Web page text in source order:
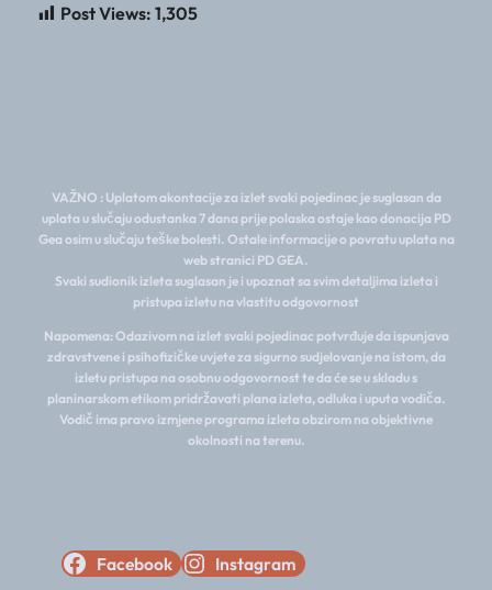
Post Views: 1,305
VAŽNO : Uplatom akontacije za izlet svaki pojedinac je suglasan da
uplata u slučaju odustanka 7 dana prije polaska ostaje kao donacija PD
Gea osim u slučaju teške bolesti. Ostale informacije o povratu uplata na
web stranici PD GEA.
Svaki sudionik izleta suglasan je i upoznat sa svim detaljima izleta i
pristupa izletu na vlastitu odgovornost
Napomena: Odazivom na izlet svaki pojedinac potvrđuje da ispunjava
zdravstvene i psihofizičke uvjete za sigurno sudjelovanje na istom, da
izletu pristupa na osobnu odgovornost te da će se u skladu s
planinarskom etikom pridržavati plana izleta, odluka i uputa vodiča.
Vodič ima pravo izmjene programa izleta obzirom na objektivne
okolnosti na terenu.
Facebook Instagram